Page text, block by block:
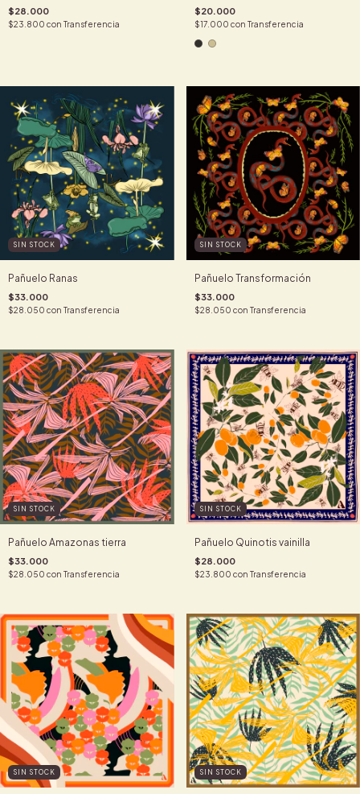
$28.000
$23.800 con Transferencia
$20.000
$17.000 con Transferencia
SIN STOCK
Pañuelo Ranas
$33.000
$28.050 con Transferencia
SIN STOCK
Pañuelo Transformación
$33.000
$28.050 con Transferencia
SIN STOCK
Pañuelo Amazonas tierra
$33.000
$28.050 con Transferencia
SIN STOCK
Pañuelo Quinotis vainilla
$28.000
$23.800 con Transferencia
SIN STOCK SIN STOCK